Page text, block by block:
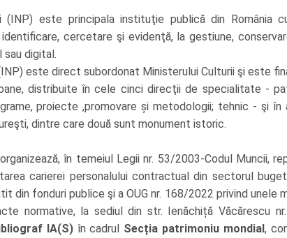
(INP) este principala instituţie publică din România
cercetare şi evidenţă, la gestiune,
sau digital.
este direct subordonat Ministerului Culturii şi este
distribuite în cele cinci direcţii de specialitate -
proiecte ,promovare și metodologii; tehnic - şi
dintre care două sunt monument istoric.
organizează, în temeiul Legii nr. 53/2003-Codul Muncii,
carierei personalului contractual din sectorul
din fonduri publice şi a OUG nr. 168/2022 privind
normative, la sediul din str. Ienăchiță Văcărescu
IA(S) în cadrul Secția patrimoniu mondial,